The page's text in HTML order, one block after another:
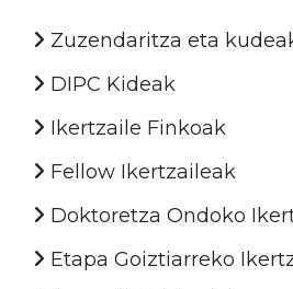
Zuzendaritza eta
DIPC Kideak
Ikertzaile Finkoak
Fellow Ikertzaileak
Doktoretza Ondoko
Etapa Goiztiarreko